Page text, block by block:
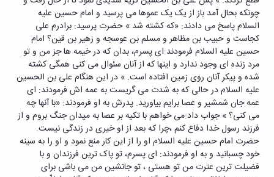
چونکه بحال آمد باز از یک یک عموها می پرسید و امام حسین علیه
السلام پاسخ می دادند: «که کشته شد » حضرت پرسید: برادرم علی
کجاست و حبیب بن مظاهر و مسلم بن عوسجه و زهیر بن قین؟ امام
حسین علیه السلام فرمودند:ای پسرم، بدان که در خیمه ها جز من و تو
مرد زنده ای وجود ندارد و اینها که از آنان سئوال می کنی همگی کشته
شده و پیکر آنان روی زمین افتاده است. » در این هنگام علی بن الحسین
علیه السلام در حالی که به شدت می گریست به عمه اش فرمودند: ای
عمه جان شمشیر و عصا برایم بیاورید. پدرش به او فرمودند: «با آنها چه
می کنی؟ » جواب داد:می خواهم با تکیه بر عصا به میدان جنگ بروم و از
فرزند رسول خدا دفاع کنم ،چرا که بعد از او خیری در زندگی نیست.
حضرت امام حسین علیه السلام او را از این کار منع نمود و او را به سینه
خود چسبانید و به او فرمودند: ای پسرم، تو پاک ترین فرزندان و با
فضیلت ترین عترت من تو هستی ، تو جانشین من می باشی برای